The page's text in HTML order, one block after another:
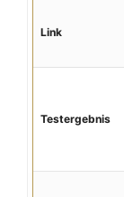
Link
Testergebnis